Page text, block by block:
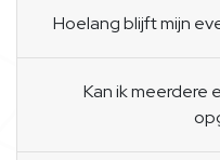
Hoelang blijft mijn
Kan ik meerdere